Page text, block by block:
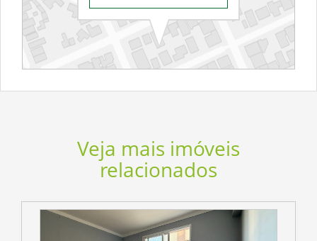
Veja mais imóveis
relacionados